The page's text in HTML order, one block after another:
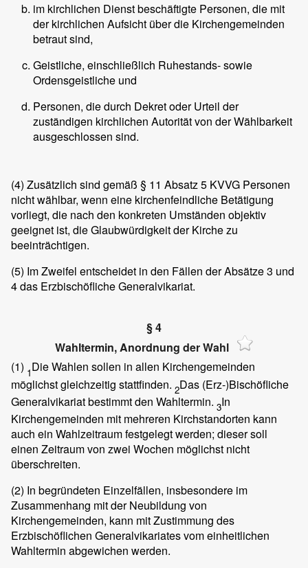
im kirchlichen Dienst beschäftigte Personen, die mit
der kirchlichen Aufsicht über die Kirchengemeinden
betraut sind,
Geistliche, einschließlich Ruhestands- sowie
Ordensgeistliche und
Personen, die durch Dekret oder Urteil der
zuständigen kirchlichen Autorität von der Wählbarkeit
ausgeschlossen sind.
(4) Zusätzlich sind gemäß § 11 Absatz 5 KVVG Personen
nicht wählbar, wenn eine kirchenfeindliche Betätigung
vorliegt, die nach den konkreten Umständen objektiv
geeignet ist, die Glaubwürdigkeit der Kirche zu
beeinträchtigen.
(5) Im Zweifel entscheidet in den Fällen der Absätze 3 und
4 das Erzbischöfliche Generalvikariat.
§ 4
Wahltermin, Anordnung der Wahl
(1) 1Die Wahlen sollen in allen Kirchengemeinden
möglichst gleichzeitig stattfinden. 2Das (Erz-)Bischöfliche
Generalvikariat bestimmt den Wahltermin. 3In
Kirchengemeinden mit mehreren Kirchstandorten kann
auch ein Wahlzeitraum festgelegt werden; dieser soll
einen Zeitraum von zwei Wochen möglichst nicht
überschreiten.
(2) In begründeten Einzelfällen, insbesondere im
Zusammenhang mit der Neubildung von
Kirchengemeinden, kann mit Zustimmung des
Erzbischöflichen Generalvikariates vom einheitlichen
Wahltermin abgewichen werden.